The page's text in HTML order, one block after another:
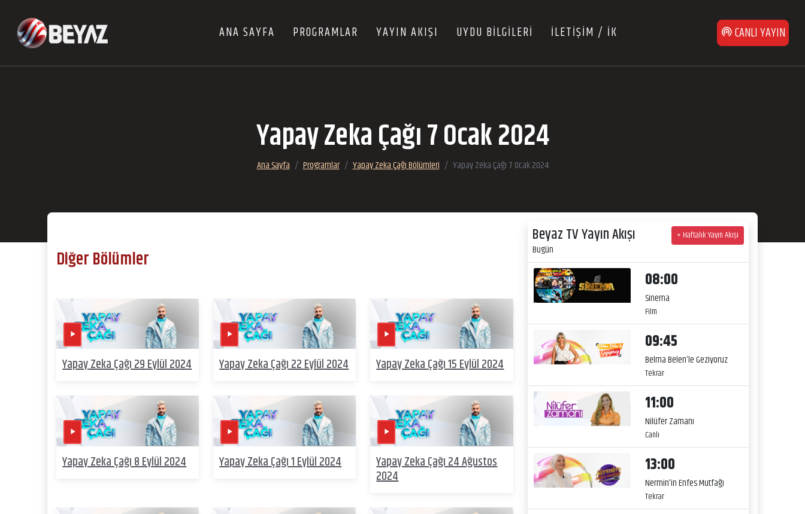
ANA SAYFA PROGRAMLAR YAYIN AKIŞI UYDU BİLGİLERİ İLETİŞİM / İK CANLI YAYIN
Yapay Zeka Çağı 7 Ocak 2024
Ana Sayfa Programlar Yapay Zeka Çağı Bölümleri Yapay Zeka Çağı 7 Ocak 2024
Diğer Bölümler
Yapay Zeka Çağı 29 Eylül 2024 Yapay Zeka Çağı 22 Eylül 2024 Yapay Zeka Çağı 15 Eylül 2024
Yapay Zeka Çağı 8 Eylül 2024 Yapay Zeka Çağı 1 Eylül 2024 Yapay Zeka Çağı 24 Ağustos
2024
Beyaz TV Yayın Akışı
Bugün
+ Haftalık Yayın Akışı
08:00
Sinema
Film
09:45
Belma Belen’le Geziyoruz
Tekrar
11:00
Nilüfer Zamanı
Canlı
13:00
Nermin'in Enfes Mutfağı
Tekrar